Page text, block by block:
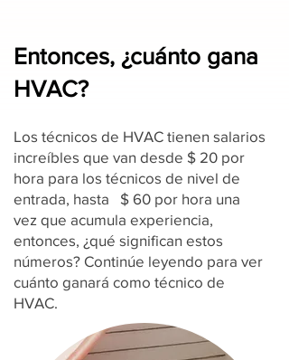
Entonces, ¿cuánto gana
HVAC?
Los técnicos de HVAC tienen salarios
increíbles que van desde $ 20 por
hora para los técnicos de nivel de
entrada, hasta $ 60 por hora una
vez que acumula experiencia,
entonces, ¿qué significan estos
números? Continúe leyendo para ver
cuánto ganará como técnico de
HVAC.